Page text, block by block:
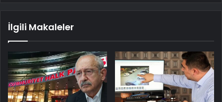
İlgili Makaleler